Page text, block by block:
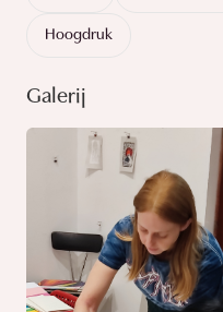
Hoogdruk
Galerij